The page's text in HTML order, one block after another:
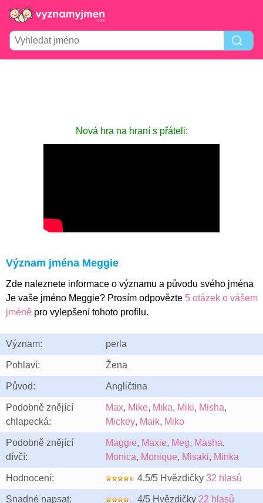
Nová hra na hraní s přáteli:
Význam jména Meggie
Zde naleznete informace o významu a původu svého jména
Je vaše jméno Meggie? Prosím odpovězte 5 otázek o vášem
jméně pro vylepšení tohoto profilu.
Význam: perla
Pohlaví: Žena
Původ: Angličtina
Podobně znějící
chlapecká:
Max, Mike, Mika, Miki, Misha,
Mickey, Maik, Miko
Podobně znějící
dívčí:
Maggie, Maxie, Meg, Masha,
Monica, Monique, Misaki, Minka
Hodnocení: 4.5/5 Hvězdičky 32 hlasů
Snadné napsat: 4/5 Hvězdičky 22 hlasů